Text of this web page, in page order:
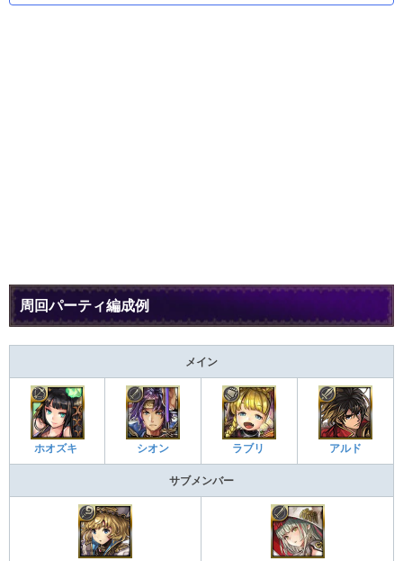
周回パーティ編成例
メイン
ホオズキ シオン ラブリ アルド
サブメンバー